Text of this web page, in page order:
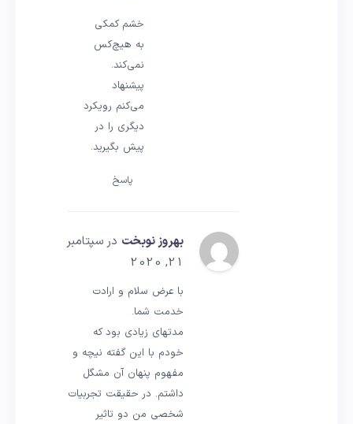
خشم کمکی
به هیچ‌کس
نمی‌کند.
پیشنهاد
می‌کنم رویکرد
دیگری را در
پیش بگیرید.
پاسخ
بهروز نوبخت در سپتامبر
21, 2020
با عرض سلام و ارادت
خدمت شما.
مدتهای زیادی بود که
خودم با این گفته نیچه و
مفهوم پنهان آن مشگل
داشتم. در حقیقت تجربیات
شخصی من دو تاثیر